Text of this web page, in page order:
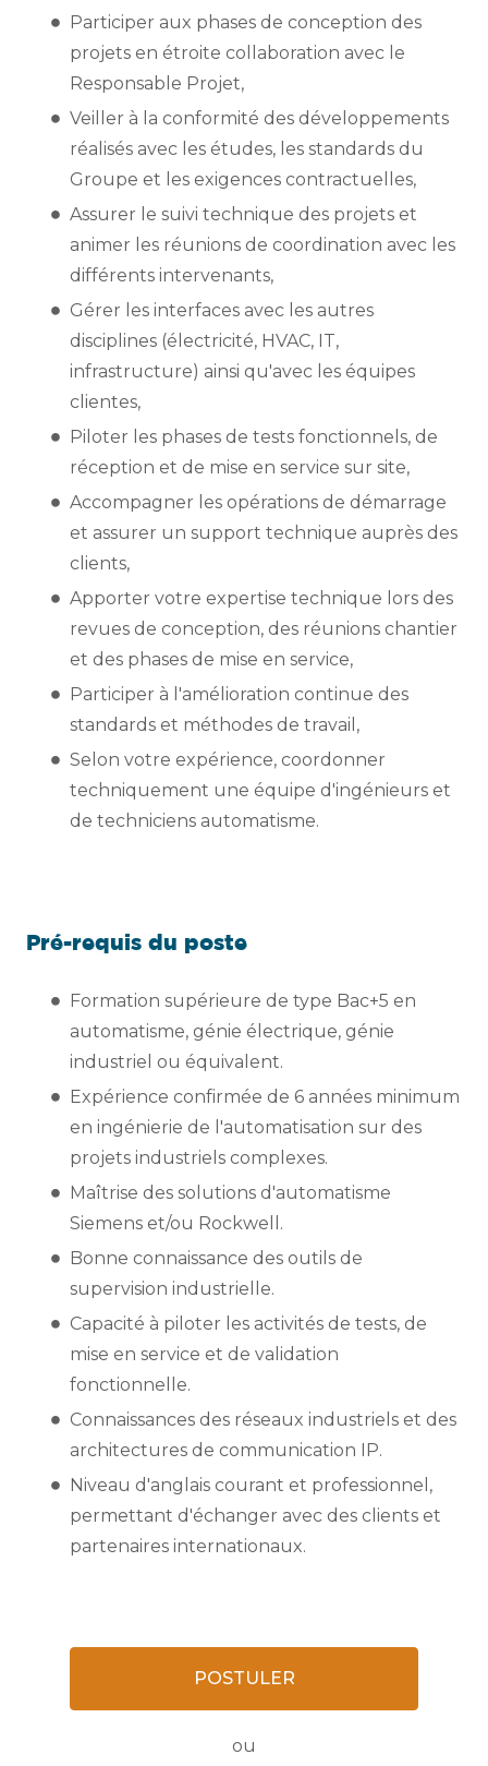
Participer aux phases de conception des
projets en étroite collaboration avec le
Responsable Projet,
Veiller à la conformité des développements
réalisés avec les études, les standards du
Groupe et les exigences contractuelles,
Assurer le suivi technique des projets et
animer les réunions de coordination avec les
différents intervenants,
Gérer les interfaces avec les autres
disciplines (électricité, HVAC, IT,
infrastructure) ainsi qu'avec les équipes
clientes,
Piloter les phases de tests fonctionnels, de
réception et de mise en service sur site,
Accompagner les opérations de démarrage
et assurer un support technique auprès des
clients,
Apporter votre expertise technique lors des
revues de conception, des réunions chantier
et des phases de mise en service,
Participer à l'amélioration continue des
standards et méthodes de travail,
Selon votre expérience, coordonner
techniquement une équipe d'ingénieurs et
de techniciens automatisme.
Pré-requis du poste
Formation supérieure de type Bac+5 en
automatisme, génie électrique, génie
industriel ou équivalent.
Expérience confirmée de 6 années minimum
en ingénierie de l'automatisation sur des
projets industriels complexes.
Maîtrise des solutions d'automatisme
Siemens et/ou Rockwell.
Bonne connaissance des outils de
supervision industrielle.
Capacité à piloter les activités de tests, de
mise en service et de validation
fonctionnelle.
Connaissances des réseaux industriels et des
architectures de communication IP.
Niveau d'anglais courant et professionnel,
permettant d'échanger avec des clients et
partenaires internationaux.
POSTULER
ou